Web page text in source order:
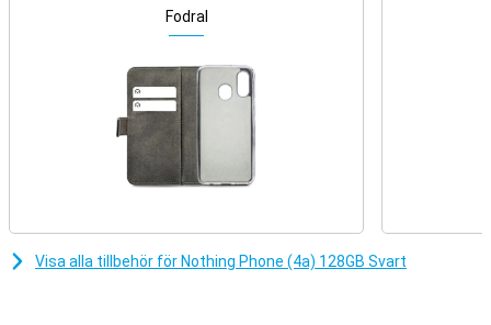
Med Nothing Phone (4a) 128GB Svart har du verkligen något
speciellt i dina händer. Den transparenta baksidan visar medvetet
iögonfallande utseende. Det är just dessa synliga detaljer som ger
enheten karaktär. Det här är inte en vanlig smartphone, utan en
modell som visar att du vågar välja något annorlunda. På så sätt
kombinerar du en unik design med en behaglig daglig användning.
mindre distraherad. Du ställer in vilka signaler du vill se för vilka
Fodral
Visa alla tillbehör för Nothing Phone (4a) 128GB Svart